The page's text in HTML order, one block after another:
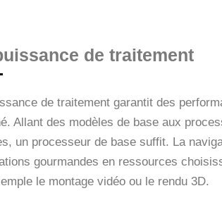
de traitement
de traitement garantit des
Allant des modèles de base aux
un processeur de base suffit. La
gourmandes en ressources
le montage vidéo ou le rendu 3D.